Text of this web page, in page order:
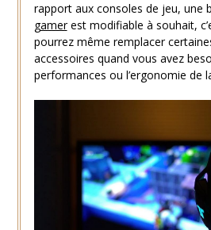
rapport aux consoles de jeu, une
gamerest modifiable à souhait,
pourrez même remplacer
accessoires quand vous avez
performances ou l’ergonomie de